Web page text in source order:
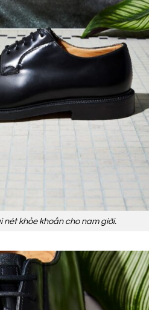
nét khỏe khoắn cho nam giới.